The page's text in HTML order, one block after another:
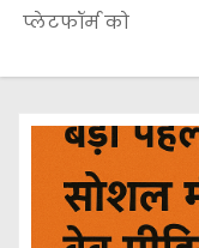
प्लेटफॉर्म को